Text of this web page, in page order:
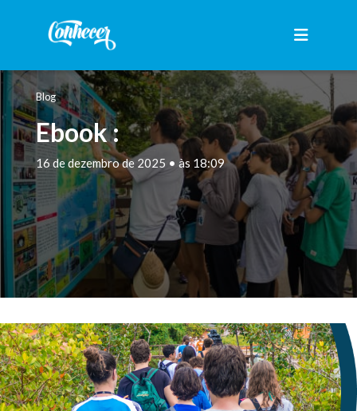
Blog
Ebook :
16 de dezembro de 2025 • às 18:09